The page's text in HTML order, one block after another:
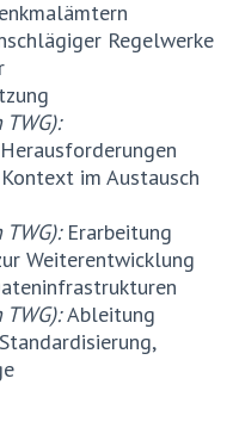
Regelwerke
im Austausch
Erarbeitung
Weiterentwicklung
Ableitung